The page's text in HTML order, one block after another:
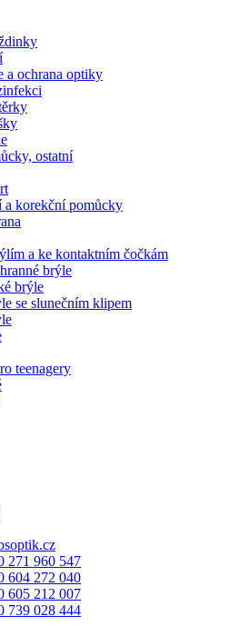
a ochrana optiky
ostatní
a korekční pomůcky
a ke kontaktním čočkám
brýle
brýle
se slunečním klipem
teenagery
271 960 547
604 272 040
605 212 007
739 028 444